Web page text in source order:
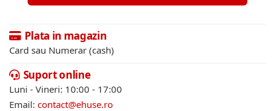
Plata in magazin
Card sau Numerar (cash)
Suport online
Luni - Vineri: 10:00 - 17:00
Email: contact@ehuse.ro